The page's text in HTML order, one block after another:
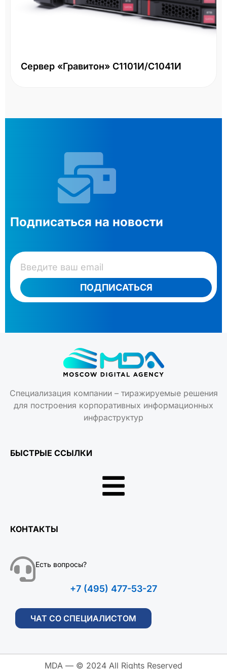
Сервер «Гравитон» С1101И/С1041И
Подписаться на новости
ПОДПИСАТЬСЯ
Специализация компании – тиражируемые решения
для построения корпоративных информационных
инфраструктур
БЫСТРЫЕ ССЫЛКИ
КОНТАКТЫ
Есть вопросы?
+7 (495) 477-53-27
ЧАТ СО СПЕЦИАЛИСТОМ
MDA — © 2024 All Rights Reserved